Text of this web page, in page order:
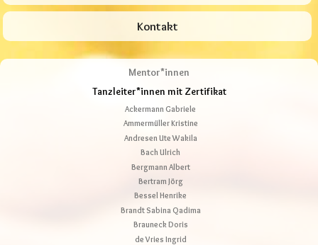
Kontakt
Mentor*innen
Tanzleiter*innen mit Zertifikat
Ackermann Gabriele
Ammermüller Kristine
Andresen Ute Wakila
Bach Ulrich
Bergmann Albert
Bertram Jörg
Bessel Henrike
Brandt Sabina Qadima
Brauneck Doris
de Vries Ingrid